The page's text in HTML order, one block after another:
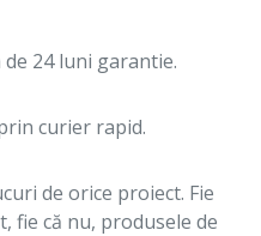
24 luni garantie.
curier rapid.
de orice proiect. Fie
fie că nu, produsele de